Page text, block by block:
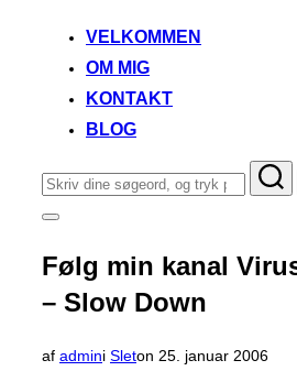
VELKOMMEN
OM MIG
KONTAKT
BLOG
Søg
efter:
Slå
i
sidekolonne
til/fra
Følg min kanal
– Slow Down
af admini Sleton Udgivet
25. januar 2006